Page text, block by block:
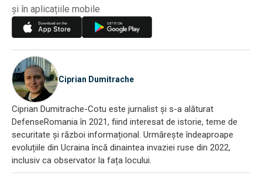
și în aplicațiile mobile
Ciprian Dumitrache
Ciprian Dumitrache-Cotu este jurnalist și s-a alăturat
DefenseRomania în 2021, fiind interesat de istorie, teme de
securitate și război informațional. Urmărește îndeaproape
evoluțiile din Ucraina încă dinaintea invaziei ruse din 2022,
inclusiv ca observator la fața locului.